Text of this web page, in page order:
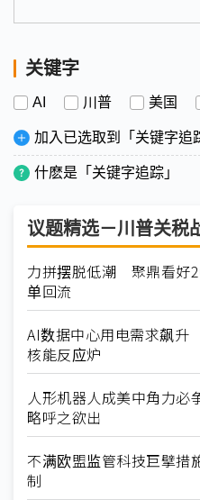
关键字
AI 川普 美国
加入已选取到「关键字追
什麽是「关键字追踪」
议题精选－川普关税
力拼摆脱低潮 聚鼎看好
单回流
AI数据中心用电需求飙
核能反应炉
人形机器人成美中角力
略呼之欲出
不满欧盟监管科技巨擘
制